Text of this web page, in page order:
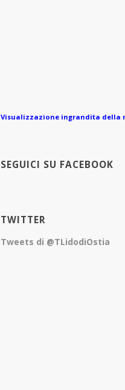
Visualizzazione ingrandita della
SEGUICI SU FACEBOOK
TWITTER
Tweets di @TLidodiOstia